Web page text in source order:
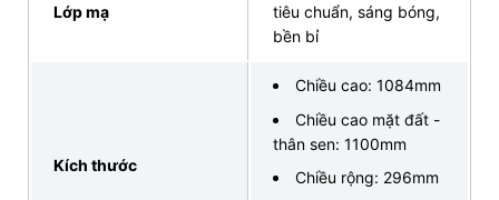
Sở hữu ngay sen tắm cây INAX
lạnh chính hãng tại INAX Bán Lẻ Tại Kho để nhận
ngay ưu đãi hấp dẫn và nhiều chương trình đặc biệt
Lớp mạ
tiêu chuẩn, sáng bóng,
bền bỉ
Kích thước
Chiều cao: 1084mm
Chiều cao mặt đất -
thân sen: 1100mm
Chiều rộng: 296mm